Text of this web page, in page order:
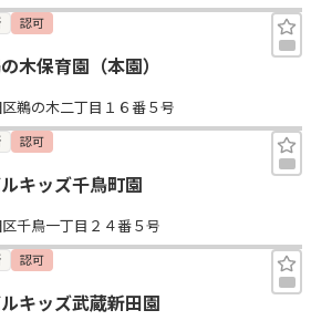
認可
木保育園（本園）
鵜の木二丁目１６番５号
認可
キッズ千鳥町園
千鳥一丁目２４番５号
認可
キッズ武蔵新田園